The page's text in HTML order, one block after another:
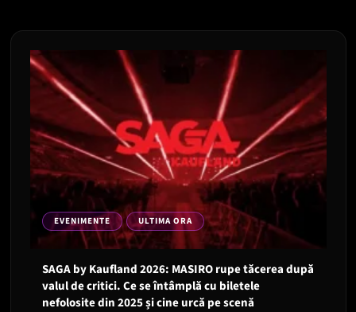
EVENIMENTE ULTIMA ORA
SAGA by Kaufland 2026: MASIRO rupe tăcerea după
valul de critici. Ce se întâmplă cu biletele
nefolosite din 2025 și cine urcă pe scenă